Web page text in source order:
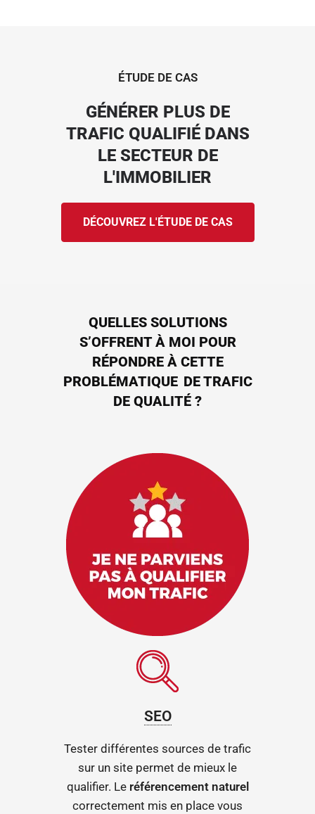
ÉTUDE DE CAS
GÉNÉRER PLUS DE
TRAFIC QUALIFIÉ DANS
LE SECTEUR DE
L'IMMOBILIER
DÉCOUVREZ L'ÉTUDE DE CAS
QUELLES SOLUTIONS
S’OFFRENT À MOI POUR
RÉPONDRE À CETTE
PROBLÉMATIQUE DE TRAFIC
DE QUALITÉ ?
SEO
Tester différentes sources de trafic
sur un site permet de mieux le
qualifier. Leréférencement naturel
correctement mis en place vous